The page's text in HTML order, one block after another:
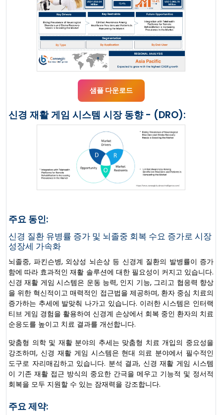
샘플 다운로드
신경 재활 게임 시스템 시장 동향 - (DRO):
주요 동인:
신경 질환 유병률 증가 및 뇌졸중 회복 수요 증가로 시장
성장세 가속화
뇌졸중, 파킨슨병, 외상성 뇌손상 등 신경계 질환의 발병률이 증가
함에 따라 효과적인 재활 솔루션에 대한 필요성이 커지고 있습니다.
신경 재활 게임 시스템은 운동 능력, 인지 기능, 그리고 협응력 향상
을 위한 혁신적이고 매력적인 접근법을 제공하며, 환자 중심 치료의
증가하는 추세에 발맞춰 나가고 있습니다. 이러한 시스템은 인터랙
티브 게임 경험을 활용하여 신경계 손상에서 회복 중인 환자의 치료
순응도를 높이고 치료 결과를 개선합니다.
맞춤형 의학 및 재활 분야의 추세는 맞춤형 치료 개입의 중요성을
강조하며, 신경 재활 게임 시스템은 현대 의료 분야에서 필수적인
도구로 자리매김하고 있습니다. 분석 결과, 신경 재활 게임 시스템
이 기존 재활 접근 방식의 중요한 간극을 메우고 기능적 및 정서적
회복을 모두 지원할 수 있는 잠재력을 강조합니다.
주요 제약: